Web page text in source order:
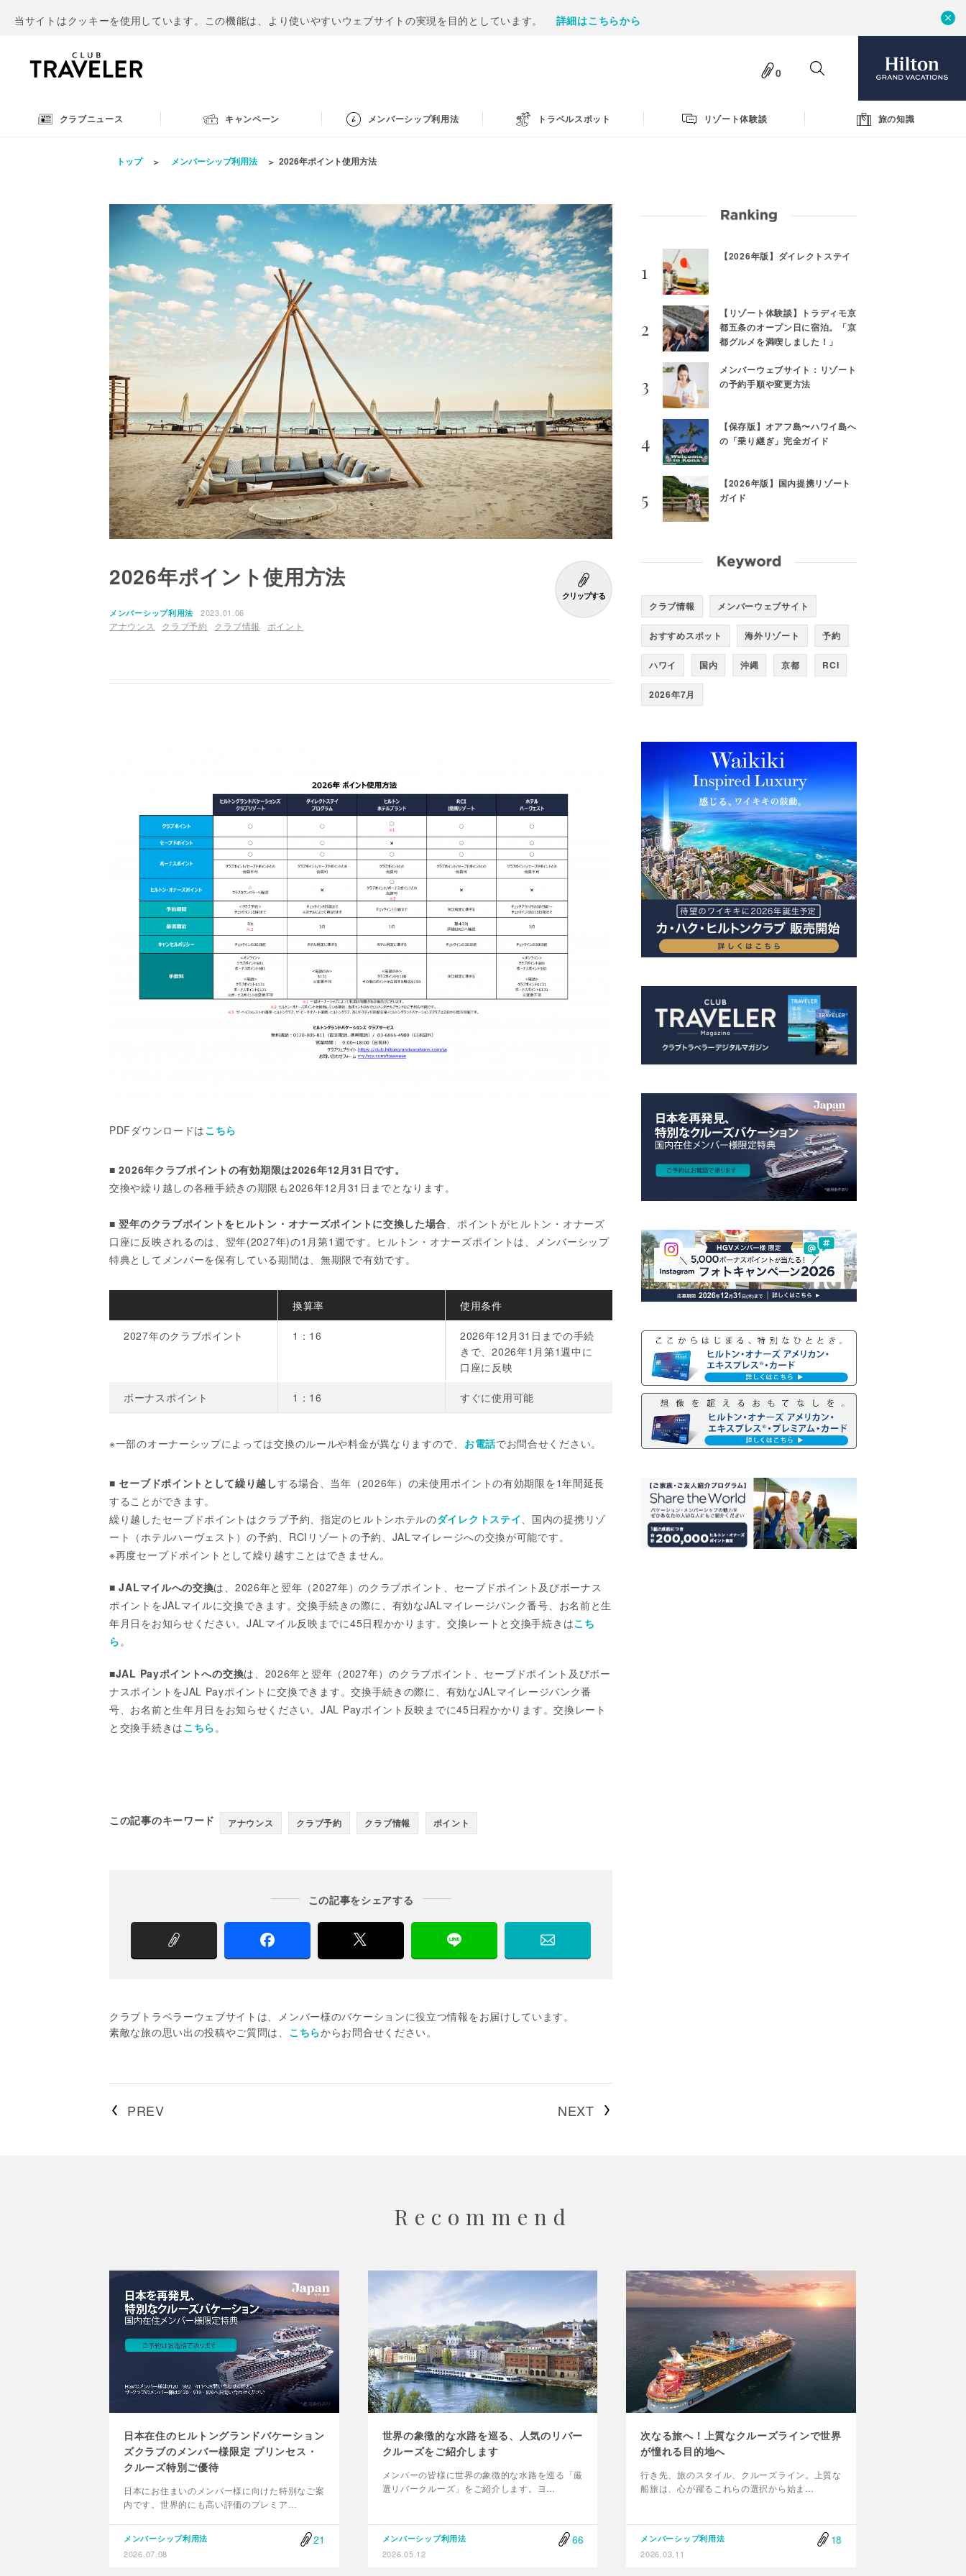
当サイトはクッキーを使用しています。この機能は、より使いやすいウェブサイトの実現を目的としています。 詳細はこちらから
0
クラブニュース キャンペーン メンバーシップ利用法 トラベルスポット リゾート体験談 旅の知識
トップ メンバーシップ利用法 2026年ポイント使用方法
2026年ポイント使用方法
クリップする
メンバーシップ利用法 2023.01.06
アナウンス クラブ予約 クラブ情報 ポイント
PDFダウンロードはこちら
■ 2026年クラブポイントの有効期限は2026年12月31日です。
交換や繰り越しの各種手続きの期限も2026年12月31日までとなります。
■ 翌年のクラブポイントをヒルトン・オナーズポイントに交換した場合、ポイントがヒルトン・オナーズ
口座に反映されるのは、翌年(2027年)の1月第1週です。ヒルトン・オナーズポイントは、メンバーシップ
特典としてメンバーを保有している期間は、無期限で有効です。
換算率 使用条件
2027年のクラブポイント 1：16
2026年12月31日までの手続
きで、2026年1月第1週中に
口座に反映
ボーナスポイント 1：16 すぐに使用可能
※一部のオーナーシップによっては交換のルールや料金が異なりますので、 お電話でお問合せください。
■ セーブドポイントとして繰り越しする場合、当年（2026年）の未使用ポイントの有効期限を1年間延長
することができます。
繰り越したセーブドポイントはクラブ予約、指定のヒルトンホテルのダイレクトステイ、国内の提携リゾ
ート（ホテルハーヴェスト）の予約、RCIリゾートの予約、JALマイレージへの交換が可能です。
※再度セーブドポイントとして繰り越すことはできません。
■ JALマイルへの交換は、2026年と翌年（2027年）のクラブポイント、セーブドポイント及びボーナス
ポイントをJALマイルに交換できます。交換手続きの際に、有効なJALマイレージバンク番号、お名前と生
年月日をお知らせください。JALマイル反映までに45日程かかります。交換レートと交換手続きはこち
ら。
■JAL Payポイントへの交換は、 2026年と 翌年（2027年）のクラブポイント、 セーブドポイント及びボー
ナスポイントをJAL Payポイント に交換できます。交換手続きの際に、有効なJALマイレージバンク番
号、お名前と生年月日をお知らせください。JAL Payポイント 反映までに45 日程かかります。交換レート
と交換手続きはこちら。
この記事のキーワード アナウンス クラブ予約 クラブ情報 ポイント
この記事をシェアする
クラブトラベラーウェブサイトは、メンバー様のバケーションに役立つ情報をお届けしています。
素敵な旅の思い出の投稿やご質問は、 こちらからお問合せください。
PREV NEXT
【2026年版】ダイレクトステイ
【リゾート体験談】トラディモ京
都五条のオープン日に宿泊。「京
都グルメを満喫しました！」
メンバーウェブサイト：リゾート
の予約手順や変更方法
【保存版】オアフ島〜ハワイ島へ
の「乗り継ぎ」完全ガイド
【2026年版】国内提携リゾート
ガイド
クラブ情報 メンバーウェブサイト
おすすめスポット 海外リゾート 予約
ハワイ 国内 沖縄 京都 RCI
2026年7月
Recommend
日本在住のヒルトングランドバケーション
ズクラブのメンバー様限定 プリンセス・
クルーズ特別ご優待
日本にお住まいのメンバー様に向けた特別なご案
内です。世界的にも高い評価のプレミア…
メンバーシップ利用法
2026.07.08
21
世界の象徴的な水路を巡る、人気のリバー
クルーズをご紹介します
メンバーの皆様に世界の象徴的な水路を巡る「厳
選リバークルーズ」をご紹介します。ヨ…
メンバーシップ利用法
2026.05.12
66
次なる旅へ！上質なクルーズラインで世界
が憧れる目的地へ
行き先、旅のスタイル、クルーズライン。上質な
船旅は、心が躍るこれらの選択から始ま…
メンバーシップ利用法
2026.03.11
18